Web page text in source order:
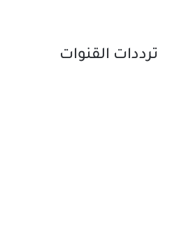
ترددات القنوات